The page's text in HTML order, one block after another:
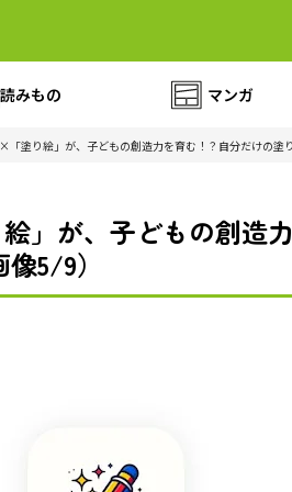
読みもの マンガ
×「塗り絵」が、子どもの創造力を育む！？自分だけの塗
」が、子どもの創造
5/9）